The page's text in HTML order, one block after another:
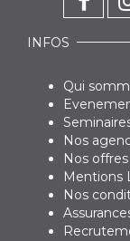
INFOS
Qui
Nos
Nos
Mentions
Nos